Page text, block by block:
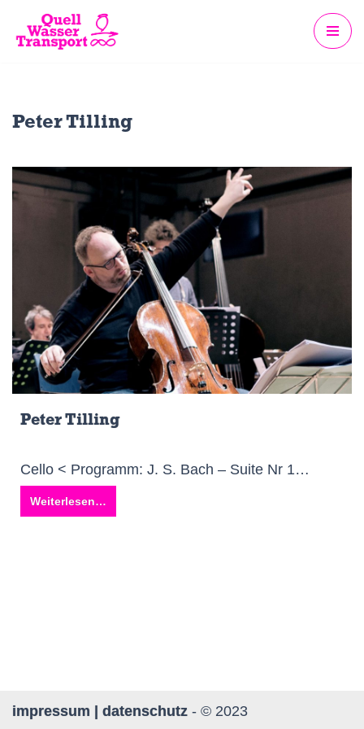
Zum
Peter Tilling
Peter Tilling
Cello < Programm: J. S. Bach – Suite Nr 1…
Weiterlesen…
impressum | datenschutz - © 2023